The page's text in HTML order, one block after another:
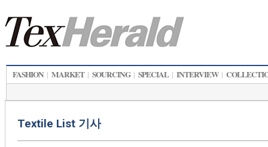
FASHION | MARKET | SOURCING | SPECIAL | INTERVIEW |
Textile List 기사